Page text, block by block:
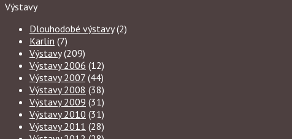
Výstavy
Dlouhodobé výstavy(2)
Karlín (7)
Výstavy(209)
Výstavy 2006 (12)
Výstavy 2007 (44)
Výstavy 2008 (38)
Výstavy 2009 (31)
Výstavy 2010 (31)
Výstavy 2011 (28)